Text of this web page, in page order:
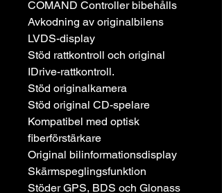
COMAND Controller bibehålls
Avkodning av originalbilens
LVDS-display
Stöd rattkontroll och original
IDrive-rattkontroll.
Stöd originalkamera
Stöd original CD-spelare
Kompatibel med optisk
fiberförstärkare
Original bilinformationsdisplay
Skärmspeglingsfunktion
Stöder GPS, BDS och Glonass